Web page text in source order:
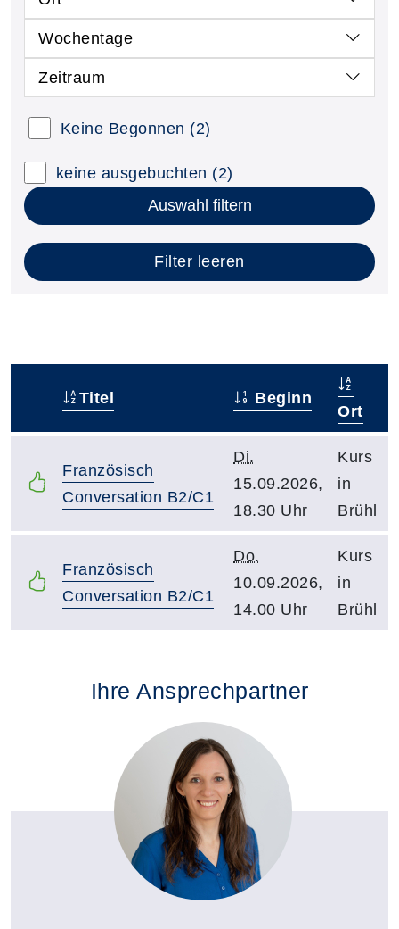
Wochentage
Zeitraum
Keine Begonnen (2)
keine ausgebuchten (2)
Auswahl filtern
Filter leeren
Titel Beginn
Ort
Französisch
Conversation B2/C1
Di.
15.09.2026,
18.30 Uhr
Kurs
in
Brühl
Französisch
Conversation B2/C1
Do.
10.09.2026,
14.00 Uhr
Kurs
in
Brühl
Ihre Ansprechpartner